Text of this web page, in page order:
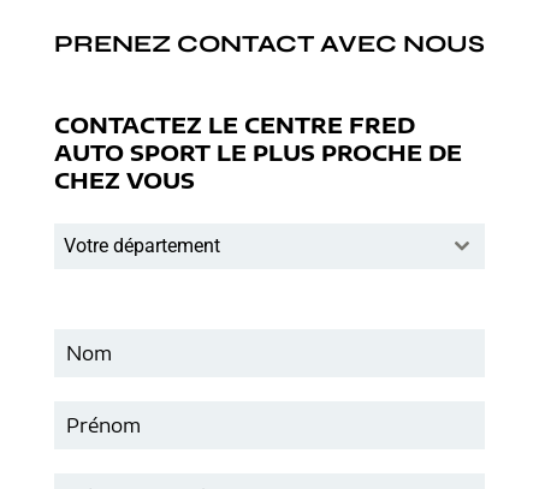
PRENEZ CONTACT AVEC NOUS
CONTACTEZ LE CENTRE FRED
AUTO SPORT LE PLUS PROCHE DE
CHEZ VOUS
Votre département